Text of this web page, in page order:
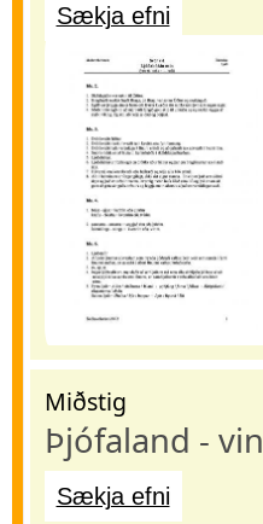
Sækja efni
Miðstig
Þjófaland -
Sækja efni